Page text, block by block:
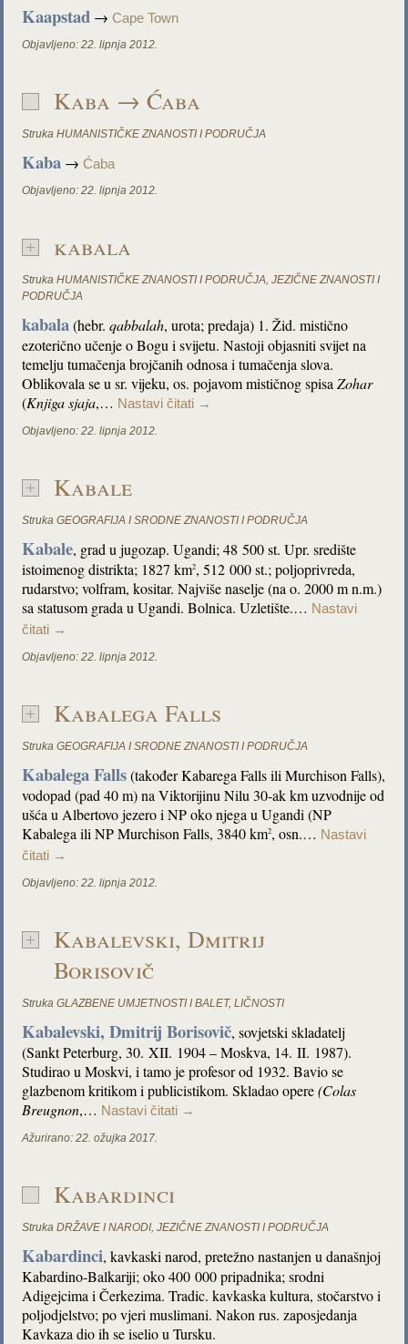
Kaapstad →Cape Town
Objavljeno: 22. lipnja 2012.
Kaba → Ćaba
Struka HUMANISTIČKE ZNANOSTI I PODRUČJA
Kaba →Ćaba
Objavljeno: 22. lipnja 2012.
kabala
Struka HUMANISTIČKE ZNANOSTI I PODRUČJA,JEZIČNE ZNANOSTI I
PODRUČJA
kabala(hebr.qabbalah, urota; predaja) 1. Žid. mistično
ezoterično učenje o Bogu i svijetu. Nastoji objasniti svijet na
temelju tumačenja brojčanih odnosa i tumačenja slova.
Oblikovala se u sr. vijeku, os. pojavom mističnog spisaZohar
(Knjiga sjaja,… Nastavi čitati →
Objavljeno: 22. lipnja 2012.
Kabale
Struka GEOGRAFIJA I SRODNE ZNANOSTI I PODRUČJA
Kabale, grad u jugozap. Ugandi; 48 500 st. Upr. središte
istoimenog distrikta; 1827 km2, 512 000 st.; poljoprivreda,
rudarstvo; volfram, kositar. Najviše naselje (na o. 2000 m n.m.)
sa statusom grada u Ugandi. Bolnica. Uzletište.… Nastavi
čitati →
Objavljeno: 22. lipnja 2012.
Kabalega Falls
Struka GEOGRAFIJA I SRODNE ZNANOSTI I PODRUČJA
Kabalega Falls(također Kabarega Falls ili Murchison Falls),
vodopad (pad 40 m) na Viktorijinu Nilu 30-ak km uzvodnije od
ušća u Albertovo jezero i NP oko njega u Ugandi (NP
Kabalega ili NP Murchison Falls, 3840 km2, osn.… Nastavi
čitati →
Objavljeno: 22. lipnja 2012.
Kabalevski, Dmitrij
Borisovič
Struka GLAZBENE UMJETNOSTI I BALET,LIČNOSTI
Kabalevski, Dmitrij Borisovič, sovjetski skladatelj
(Sankt Peterburg, 30. XII. 1904 – Moskva, 14. II. 1987).
Studirao u Moskvi, i tamo je profesor od 1932. Bavio se
glazbenom kritikom i publicistikom. Skladao opere(Colas
Breugnon,… Nastavi čitati →
Ažurirano: 22. ožujka 2017.
Kabardinci
Struka DRŽAVE I NARODI,JEZIČNE ZNANOSTI I PODRUČJA
Kabardinci, kavkaski narod, pretežno nastanjen u današnjoj
Kabardino-Balkariji; oko 400 000 pripadnika; srodni
Adigejcima i Čerkezima. Tradic. kavkaska kultura, stočarstvo i
poljodjelstvo; po vjeri muslimani. Nakon rus. zaposjedanja
Kavkaza dio ih se iselio u Tursku.